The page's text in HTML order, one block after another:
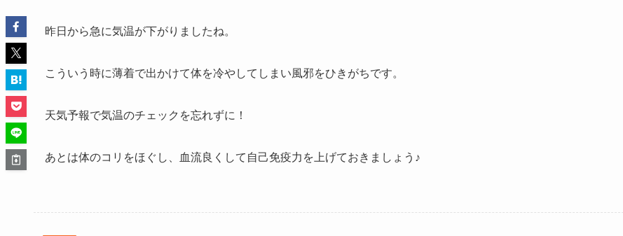
昨日から急に気温が下がりましたね。
こういう時に薄着で出かけて体を冷やしてしまい風邪をひきがちです。
天気予報で気温のチェックを忘れずに！
あとは体のコリをほぐし、血流良くして自己免疫力を上げておきましょう♪